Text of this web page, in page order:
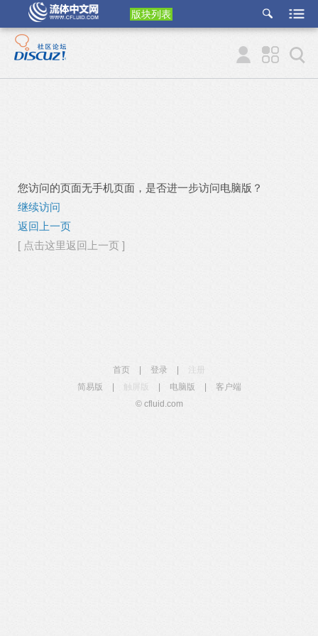
版块列表
etu
p
您访问的页面无手机页面，是否进一步访问电脑版？
继续访问
返回上一页
[ 点击这里返回上一页 ]
首页 登录
简易版
触屏版 电脑版
客户端
© cfluid.com